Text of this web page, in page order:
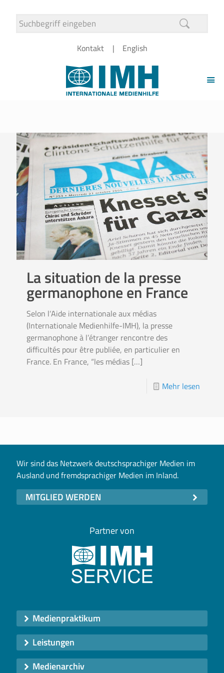
Kontakt English
La situation de la presse
germanophone en France
Selon l‘Aide internationale aux médias
(Internationale Medienhilfe-IMH), la presse
germanophone à l’étranger rencontre des
difficultés pour être publiée, en particulier en
France. En France, “les médias […]
Mehr lesen
Wir sind das Netzwerk deutschsprachiger Medien im
Ausland und fremdsprachiger Medien im Inland.
MITGLIED WERDEN
Partner von
Medienpraktikum
Leistungen
Medienarchiv